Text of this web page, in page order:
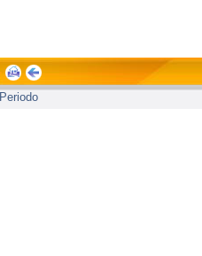
Periodo